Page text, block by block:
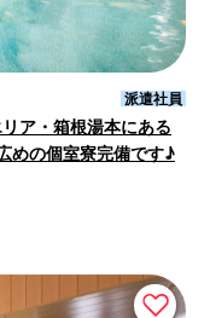
派遣社員
ア・箱根湯本にある
めの個室寮完備です♪